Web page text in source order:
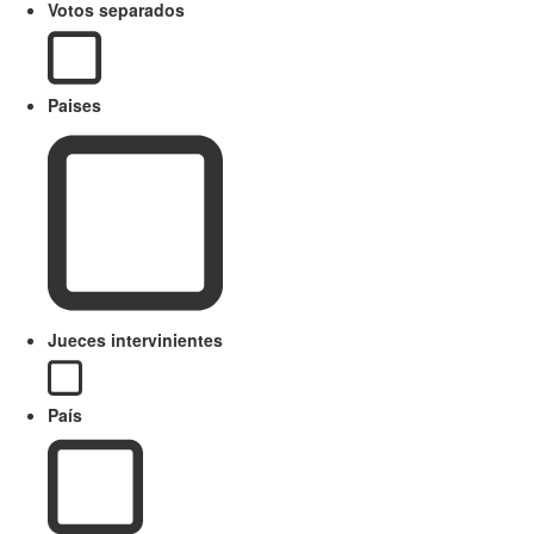
Votos separados
Paises
Jueces intervinientes
País